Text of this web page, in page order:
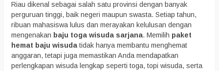
Riau dikenal sebagai salah satu provinsi dengan banyak
perguruan tinggi, baik negeri maupun swasta. Setiap tahun,
ribuan mahasiswa lulus dan merayakan kelulusan dengan
mengenakan baju toga wisuda sarjana. Memilih paket
hemat baju wisuda tidak hanya membantu menghemat
anggaran, tetapi juga memastikan Anda mendapatkan
perlengkapan wisuda lengkap seperti toga, topi wisuda, serta